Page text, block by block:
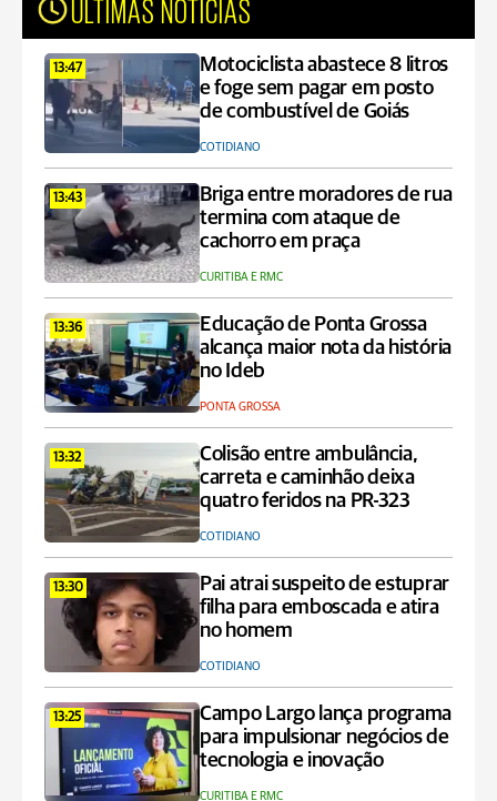
ÚLTIMAS NOTÍCIAS
13:47
Motociclista abastece 8 litros
e foge sem pagar em posto
de combustível de Goiás
COTIDIANO
13:43
Briga entre moradores de rua
termina com ataque de
cachorro em praça
CURITIBA E RMC
13:36
Educação de Ponta Grossa
alcança maior nota da história
no Ideb
PONTA GROSSA
13:32
Colisão entre ambulância,
carreta e caminhão deixa
quatro feridos na PR-323
COTIDIANO
13:30
Pai atrai suspeito de estuprar
filha para emboscada e atira
no homem
COTIDIANO
13:25
Campo Largo lança programa
para impulsionar negócios de
tecnologia e inovação
CURITIBA E RMC